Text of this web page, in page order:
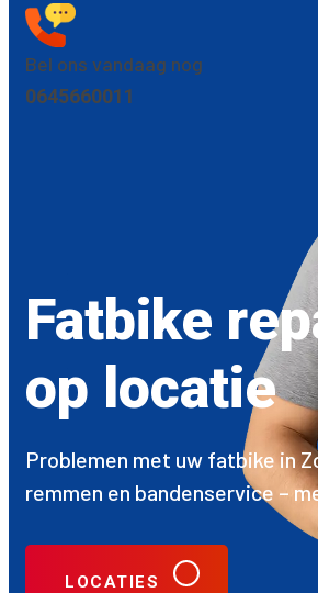
Bel ons vandaag nog
0645660011
Fatbike
op locatie
Problemen met uw fatbike in
remmen en bandenservice –
LOCATIES